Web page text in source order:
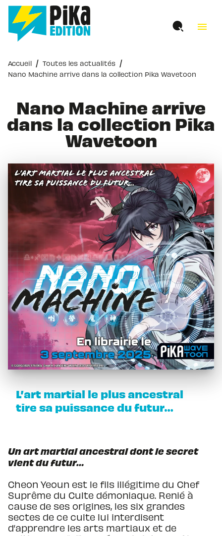
MENU RECHERCHE
PIED DE PAGE
menu
Accueil / Toutes les actualités /
Nano Machine arrive dans la collection Pika Wavetoon
Nano Machine arrive
dans la collection Pika
Wavetoon
L’art martial le plus ancestral
tire sa puissance du futur…
Un art martial ancestral dont le secret
vient du futur…
Cheon Yeoun est le fils illégitime du Chef
Suprême du Culte démoniaque. Renié à
cause de ses origines, les six grandes
sectes de ce culte lui interdisent
d’apprendre les arts martiaux et de